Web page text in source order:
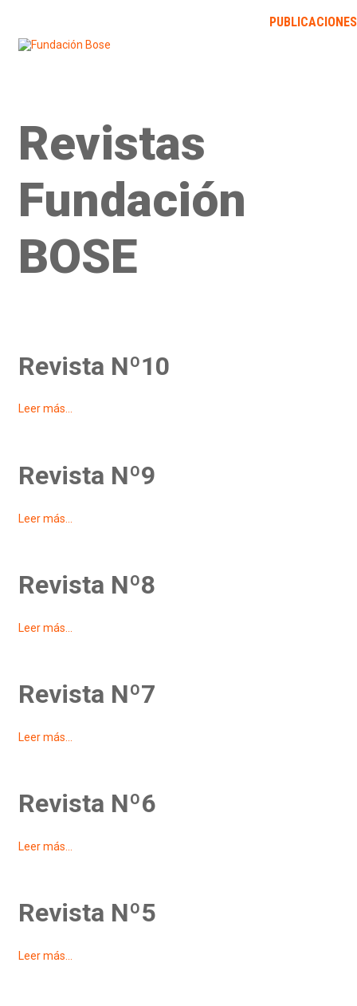
PUBLICACIONES
Revistas
Fundación
BOSE
Revista Nº10
Leer más...
Revista Nº9
Leer más...
Revista Nº8
Leer más...
Revista Nº7
Leer más...
Revista Nº6
Leer más...
Revista Nº5
Leer más...